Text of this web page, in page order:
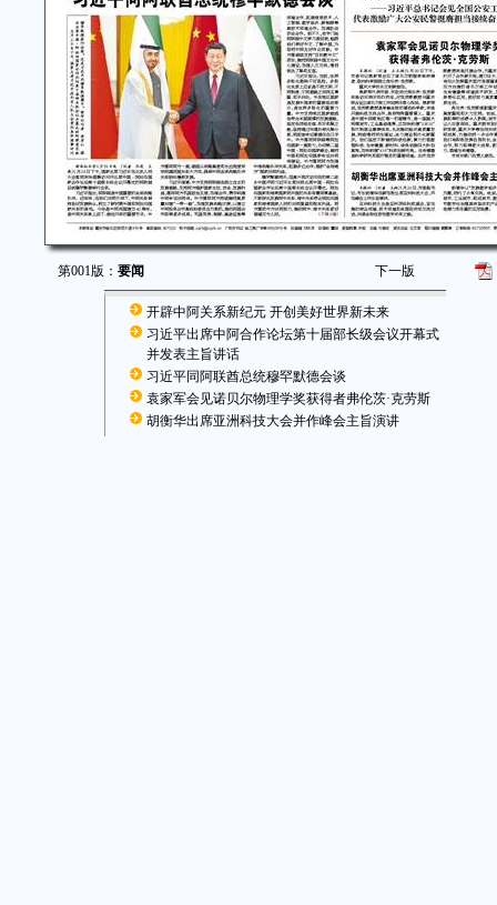
第001版： 要闻 下一版
开辟中阿关系新纪元 开创美好世界新未来
习近平出席中阿合作论坛第十届部长级会议开幕式
并发表主旨讲话
习近平同阿联酋总统穆罕默德会谈
袁家军会见诺贝尔物理学奖获得者弗伦茨·克劳斯
胡衡华出席亚洲科技大会并作峰会主旨演讲